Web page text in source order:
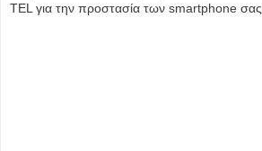
TEL για την προστασία των smartphone σας